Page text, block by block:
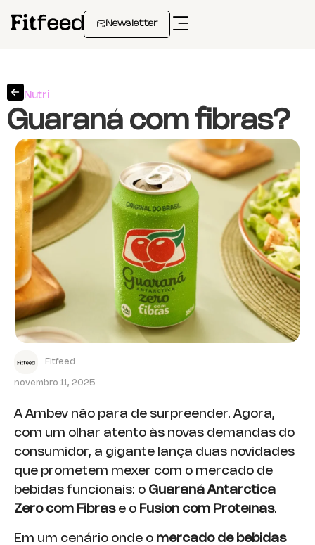
Newsletter
Nutri
Guaraná com fibras?
Fitfeed
novembro 11, 2025
A Ambev não para de surpreender. Agora,
com um olhar atento às novas demandas do
consumidor, a gigante lança duas novidades
que prometem mexer com o mercado de
bebidas funcionais: o Guaraná Antarctica
Zero com Fibrase o Fusion com Proteínas.
Em um cenário onde o mercado de bebidas